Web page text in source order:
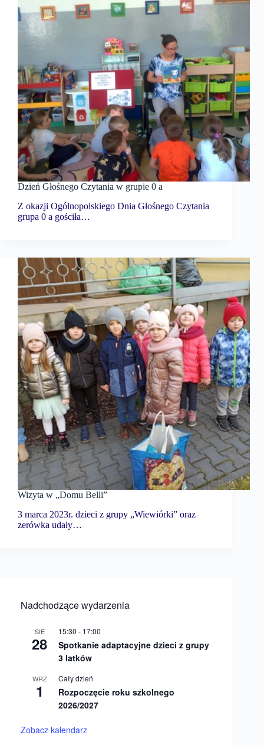
Dzień Głośnego Czytania w grupie 0 a
Z okazji Ogólnopolskiego Dnia Głośnego Czytania
grupa 0 a gościła…
Wizyta w „Domu Belli”
3 marca 2023r. dzieci z grupy „Wiewiórki” oraz
zerówka udały…
Nadchodzące wydarzenia
SIE
28
15:30 - 17:00
Spotkanie adaptacyjne dzieci z grupy
3 latków
WRZ
1
Cały dzień
Rozpoczęcie roku szkolnego
2026/2027
Zobacz kalendarz